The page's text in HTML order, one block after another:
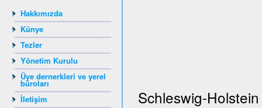
Hakkımızda
Künye
Tezler
Yönetim Kurulu
Üye dernerkleri ve yerel
büroları
İletişim
Schleswig-